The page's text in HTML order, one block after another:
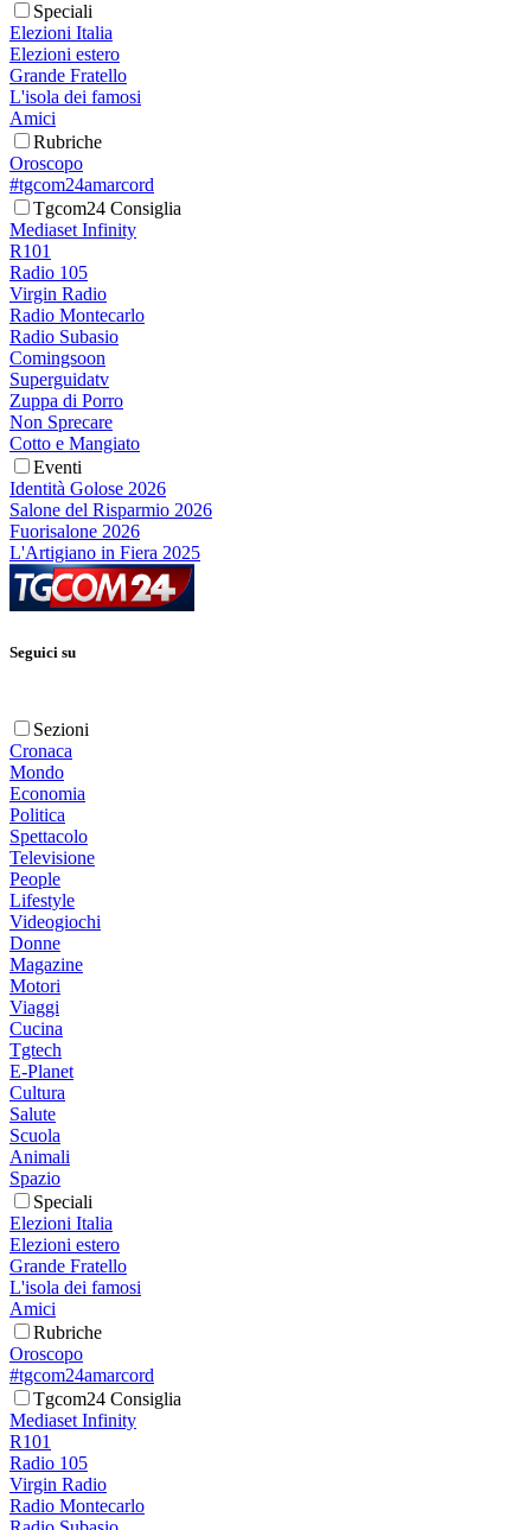
Speciali
Elezioni Italia
Elezioni estero
Grande Fratello
L'isola dei famosi
Amici
Rubriche
Oroscopo
#tgcom24amarcord
Tgcom24 Consiglia
Mediaset Infinity
R101
Radio 105
Virgin Radio
Radio Montecarlo
Radio Subasio
Comingsoon
Superguidatv
Zuppa di Porro
Non Sprecare
Cotto e Mangiato
Eventi
Identità Golose 2026
Salone del Risparmio 2026
Fuorisalone 2026
L'Artigiano in Fiera 2025
Seguici su
Sezioni
Cronaca
Mondo
Economia
Politica
Spettacolo
Televisione
People
Lifestyle
Videogiochi
Donne
Magazine
Motori
Viaggi
Cucina
Tgtech
E-Planet
Cultura
Salute
Scuola
Animali
Spazio
Speciali
Elezioni Italia
Elezioni estero
Grande Fratello
L'isola dei famosi
Amici
Rubriche
Oroscopo
#tgcom24amarcord
Tgcom24 Consiglia
Mediaset Infinity
R101
Radio 105
Virgin Radio
Radio Montecarlo